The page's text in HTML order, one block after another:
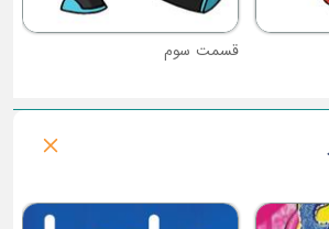
قسمت چهارم